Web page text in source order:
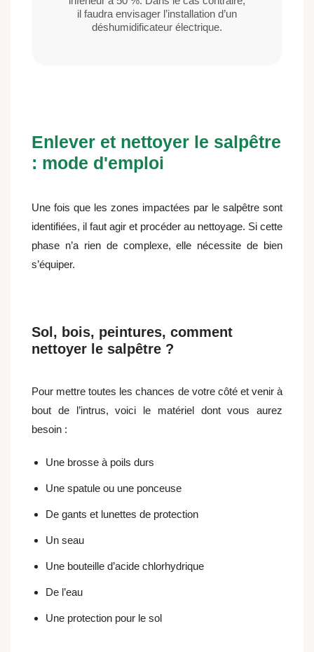
il faudra envisager l’installation d’un
déshumidificateur électrique.
Enlever et nettoyer le salpêtre
: mode d'emploi​
Une fois que les zones impactées par le salpêtre sont
identifiées, il faut agir et procéder au nettoyage. Si cette
phase n’a rien de complexe, elle nécessite de bien
s’équiper.
Sol, bois, peintures, comment
nettoyer le salpêtre ?
Pour mettre toutes les chances de votre côté et venir à
bout de l’intrus, voici le matériel dont vous aurez
besoin :
Une brosse à poils durs
Une spatule ou une ponceuse
De gants et lunettes de protection
Un seau
Une bouteille d’acide chlorhydrique
De l’eau
Une protection pour le sol